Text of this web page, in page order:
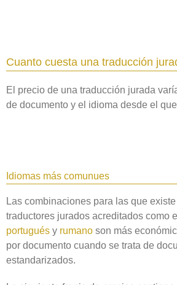
Cuanto cuesta una traducción
El precio de una traducción jurada
de documento y el idioma desde el
Idiomas más comunues
Las combinaciones para las que
traductores jurados acreditados como el
portugués y rumano son más
por documento cuando se trata de
estandarizados.